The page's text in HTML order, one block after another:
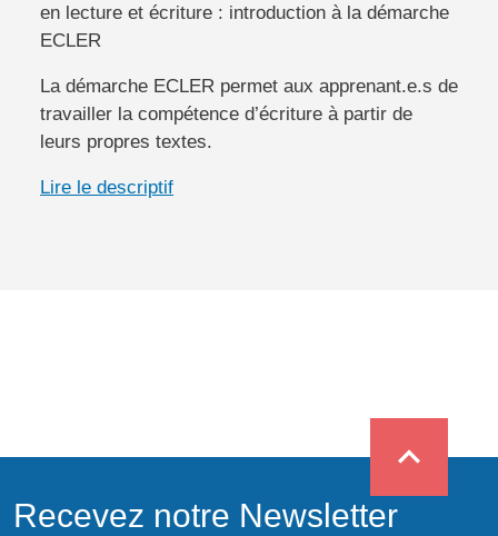
en lecture et écriture : introduction à la démarche
ECLER
La démarche ECLER permet aux apprenant.e.s de
travailler la compétence d’écriture à partir de
leurs propres textes.
Lire le descriptif
expand_less
Recevez notre Newsletter